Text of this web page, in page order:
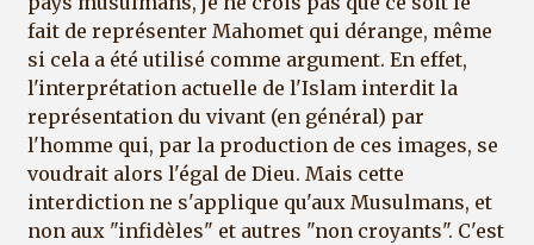
fait de représenter Mahomet qui dérange, même
si cela a été utilisé comme argument. En effet,
l'interprétation actuelle de l'Islam interdit la
représentation du vivant (en général) par
l'homme qui, par la production de ces images, se
voudrait alors l'égal de Dieu. Mais cette
interdiction ne s'applique qu'aux Musulmans, et
non aux "infidèles" et autres "non croyants". C'est